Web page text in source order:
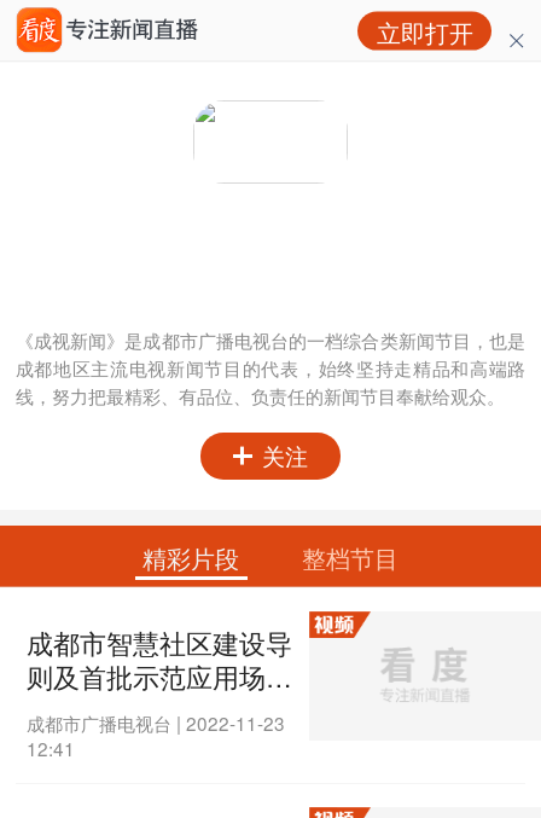
立即打开
《成视新闻》是成都市广播电视台的一档综合类新闻节目，也是
成都地区主流电视新闻节目的代表，始终坚持走精品和高端路
线，努力把最精彩、有品位、负责任的新闻节目奉献给观众。
关注
精彩片段 整档节目
成都市智慧社区建设导
则及首批示范应用场景
上线发布
成都市广播电视台 |2022-11-23
12:41